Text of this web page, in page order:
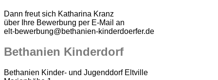
Dann freut sich Katharina Kranz
über Ihre Bewerbung per E-Mail an
elt-bewerbung@bethanien-kinderdoerfer.de
Bethanien Kinderdorf
Bethanien Kinder- und Jugenddorf Eltville